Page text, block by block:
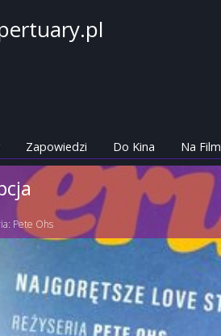
Zapowiedzi Do Kina Na Film
Pete Ohs